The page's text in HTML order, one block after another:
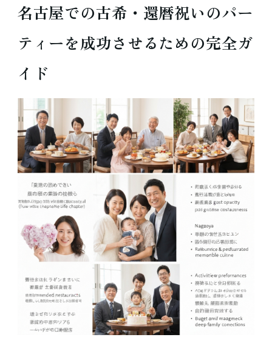
名古屋での古希・還暦祝いのパー
ティーを成功させるための完全ガ
イド